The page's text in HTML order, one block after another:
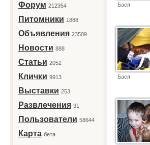
Форум 212354
Питомники 1888
Объявления 23509
Новости 888
Статьи 2052
Клички 9913
Выставки 253
Развлечения 31
Пользователи 58644
Карта бета
Бася
Бася